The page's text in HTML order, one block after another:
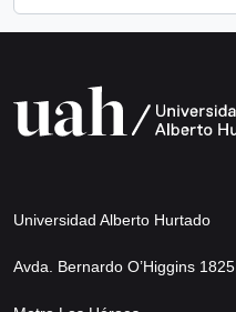
Universidad Alberto Hurtado
Avda. Bernardo O’Higgins 1825